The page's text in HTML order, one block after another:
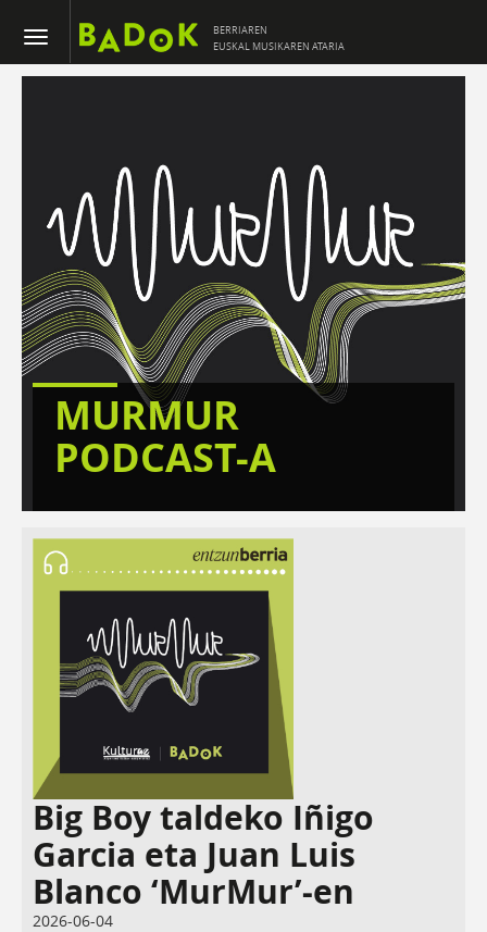
BERRIAREN
EUSKAL MUSIKAREN ATARIA
MURMUR
PODCAST-A
Big Boy taldeko Iñigo
Garcia eta Juan Luis
Blanco ‘MurMur’-en
2026-06-04